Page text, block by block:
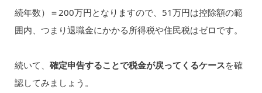
続年数）＝200万円となりますので、51万円は控除額の範
囲内、つまり退職金にかかる所得税や住民税はゼロです。
続いて、 確定申告することで税金が戻ってくるケースを確
認してみましょう。